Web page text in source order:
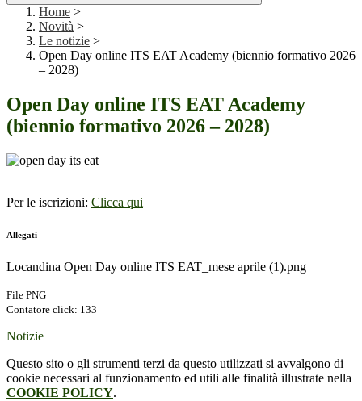
Home >
Novità >
Le notizie >
Open Day online ITS EAT Academy (biennio formativo 2026
– 2028)
Open Day online ITS EAT Academy
(biennio formativo 2026 – 2028)
Per le iscrizioni: Clicca qui
Allegati
Locandina Open Day online ITS EAT_mese aprile (1).png
File PNG
Contatore click: 133
Notizie
Questo sito o gli strumenti terzi da questo utilizzati si avvalgono di
cookie necessari al funzionamento ed utili alle finalità illustrate nella
COOKIE POLICY.